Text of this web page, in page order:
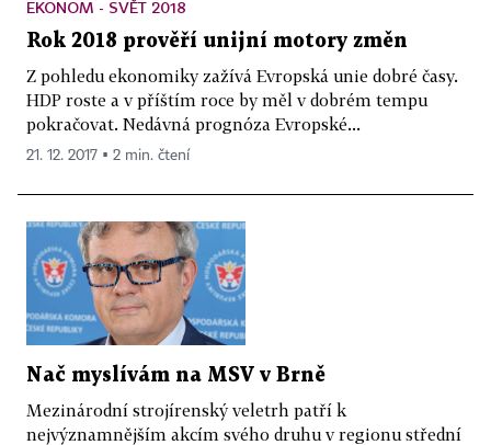
EKONOM - SVĚT 2018
Rok 2018 prověří unijní motory změn
Z pohledu ekonomiky zažívá Evropská unie dobré časy.
HDP roste a v příštím roce by měl v dobrém tempu
pokračovat. Nedávná prognóza Evropské...
21. 12. 2017 ▪ 2 min. čtení
Nač myslívám na MSV v Brně
Mezinárodní strojírenský veletrh patří k
nejvýznamnějším akcím svého druhu v regionu střední